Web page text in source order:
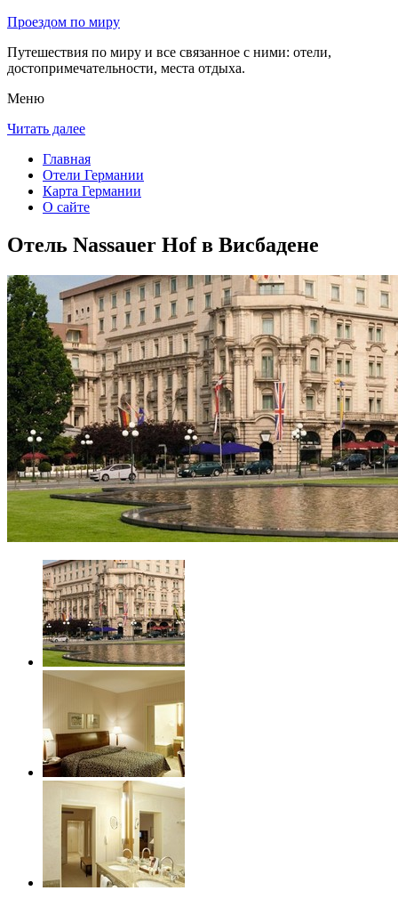
Проездом по миру
Путешествия по миру и все связанное с ними: отели,
достопримечательности, места отдыха.
Меню
Читать далее
Главная
Отели Германии
Карта Германии
О сайте
Отель Nassauer Hof в Висбадене